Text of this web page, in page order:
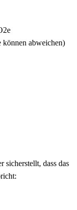
können abweichen)
sicherstellt, dass das